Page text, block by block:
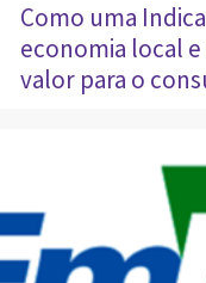
Como uma
economia local
valor para o